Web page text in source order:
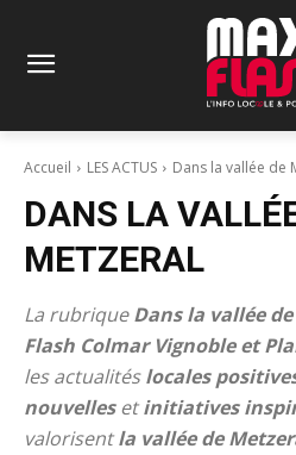
Accueil LES ACTUS Dans la vallée de
DANS LA
METZERAL
La rubriqueDans la vallée
Flash Colmar Vignoble et
les actualitéslocales
nouvellesetinitiatives
valorisentla vallée de